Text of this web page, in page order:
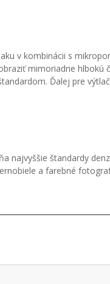
v kombinácii s
mimoriadne
Ďalej pre
najvyššie štandardy
a farebné